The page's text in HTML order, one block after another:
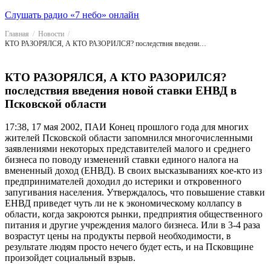
Слушать радио «7 небо» онлайн
Главная
Новости
КТО РАЗОРЯЛСЯ, А КТО РАЗОРИЛСЯ? последствия введения новой ставки ЕНВД в Псковской области
КТО РАЗОРЯЛСЯ, А КТО РАЗОРИЛСЯ?
последствия введения новой ставки ЕНВД в
Псковской области
17:38, 17 мая 2002, ПАИ Конец прошлого года для многих
жителей Псковской области запомнился многочисленными
заявлениями некоторых представителей малого и среднего
бизнеса по поводу изменений ставки единого налога на
вмененный доход (ЕНВД). В своих высказываниях кое-кто из
предпринимателей доходил до истерики и откровенного
запугивания населения. Утверждалось, что повышение ставки
ЕНВД приведет чуть ли не к экономическому коллапсу в
области, когда закроются рынки, предприятия общественного
питания и другие учреждения малого бизнеса. Или в 3-4 раза
возрастут цены на продукты первой необходимости, в
результате людям просто нечего будет есть, и на Псковщине
произойдет социальный взрыв.